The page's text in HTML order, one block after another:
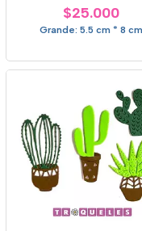
$25.000
Grande: 5.5 cm * 8 cm